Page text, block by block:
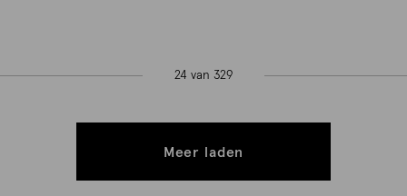
24 van 329
Meer laden